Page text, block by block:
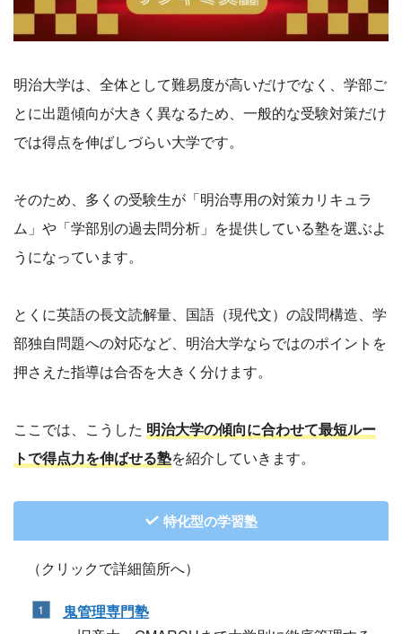
明治大学は、全体として難易度が高いだけでなく、学部ご
とに出題傾向が大きく異なるため、一般的な受験対策だけ
では得点を伸ばしづらい大学です。
そのため、多くの受験生が「明治専用の対策カリキュラ
ム」や「学部別の過去問分析」を提供している塾を選ぶよ
うになっています。
とくに英語の長文読解量、国語（現代文）の設問構造、学
部独自問題への対応など、明治大学ならではのポイントを
押さえた指導は合否を大きく分けます。
ここでは、こうした 明治大学の傾向に合わせて最短ルー
トで得点力を伸ばせる塾を紹介していきます。
特化型の学習塾
（クリックで詳細箇所へ）
鬼管理専門塾